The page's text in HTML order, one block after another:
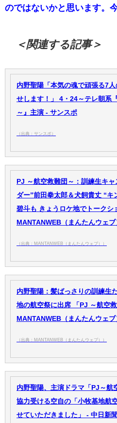
のではないかと思います。
＜関連する記事＞
内野聖陽「本気の魂で頑張る7
せします！」 4・24～テレ朝系
～』主演 - サンスポ
（出典：サンスポ）
PJ ～航空救難団～：訓練生キ
ダー”前田拳太郎＆犬飼貴丈 “キ
碧斗も きょうロケ地でトークシ
MANTANWEB（まんたんウェブ
（出典：MANTANWEB（まんたんウェブ））
内野聖陽：髪ばっさりの訓練生
地の航空祭に出席 「PJ ～航空
MANTANWEB（まんたんウェブ
（出典：MANTANWEB（まんたんウェブ））
内野聖陽、主演ドラマ「PJ～航
協力受ける空自の「小牧基地航
せていただきました」 - 中日新